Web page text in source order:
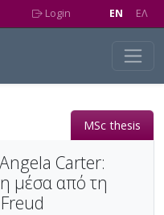
Login EN EΛ
MSc thesis
Carter:
μέσα από τη